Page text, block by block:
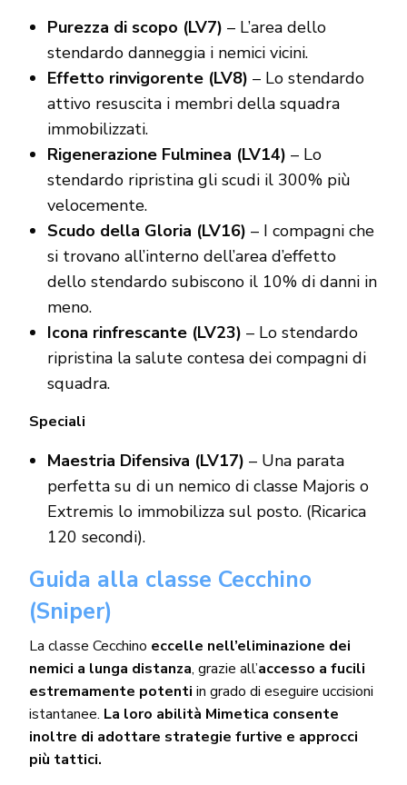
Purezza di scopo (LV7) – L’area dello
stendardo danneggia i nemici vicini.
Effetto rinvigorente (LV8) – Lo stendardo
attivo resuscita i membri della squadra
immobilizzati.
Rigenerazione Fulminea (LV14) – Lo
stendardo ripristina gli scudi il 300% più
velocemente.
Scudo della Gloria (LV16) – I compagni che
si trovano all’interno dell’area d’effetto
dello stendardo subiscono il 10% di danni in
meno.
Icona rinfrescante (LV23) – Lo stendardo
ripristina la salute contesa dei compagni di
squadra.
Speciali
Maestria Difensiva (LV17) – Una parata
perfetta su di un nemico di classe Majoris o
Extremis lo immobilizza sul posto. (Ricarica
120 secondi).
Guida alla classe Cecchino
(Sniper)
La classe Cecchino eccelle nell’eliminazione dei
nemici a lunga distanza, grazie all’accesso a fucili
estremamente potenti in grado di eseguire uccisioni
istantanee. La loro abilità Mimetica consente
inoltre di adottare strategie furtive e approcci
più tattici.